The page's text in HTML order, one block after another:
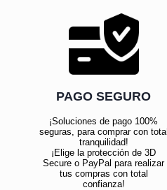
PAGO SEGURO
¡Soluciones de pago 100%
seguras, para comprar con total
tranquilidad!
¡Elige la protección de 3D
Secure o PayPal para realizar
tus compras con total
confianza!